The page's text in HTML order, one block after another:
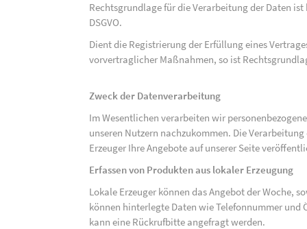
Rechtsgrundlage für die Verarbeitung der Daten
DSGVO.
Dient die Registrierung der Erfüllung eines
vorvertraglicher Maßnahmen, so ist
Zweck der Datenverarbeitung
Im Wesentlichen verarbeiten wir
unseren Nutzern nachzukommen. Die
Erzeuger Ihre Angebote auf unserer Seite
Erfassen von Produkten aus lokaler Erzeugung
Lokale Erzeuger können das Angebot der Woche,
können hinterlegte Daten wie Telefonnummer und
kann eine Rückrufbitte angefragt werden.